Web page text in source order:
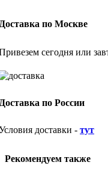
по Москве
сегодня или
по России
доставки - тут
Рекомендуем также